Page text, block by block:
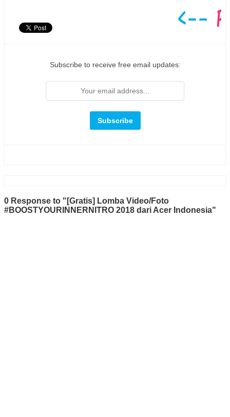
Subscribe to receive free email updates:
0 Response to "[Gratis] Lomba Video/Foto
#BOOSTYOURINNERNITRO 2018 dari Acer Indonesia"